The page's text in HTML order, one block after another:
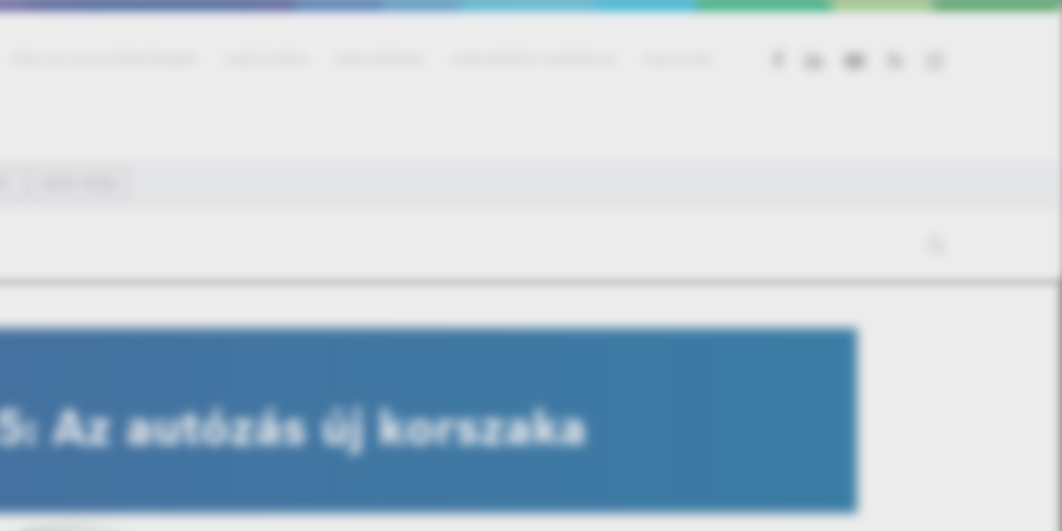
facebooklinkedinyoutube
Az autózás új korszaka